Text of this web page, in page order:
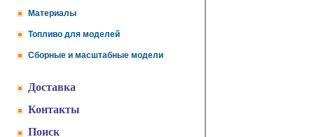
Материалы
Топливо для моделей
Сборные и масштабные модели
Доставка
Контакты
Поиск